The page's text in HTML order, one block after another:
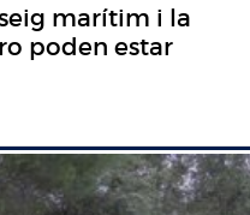
marítim i la
poden estar